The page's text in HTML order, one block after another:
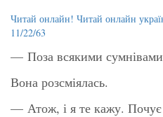
Читай онлайн! Читай онлайн
11/22/63
— Поза всякими
Вона розсміялась.
— Атож, і я те кажу. Почує